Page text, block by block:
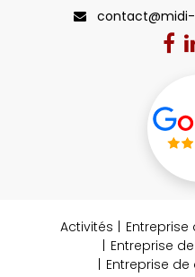
Activités
Entreprise
Entreprise